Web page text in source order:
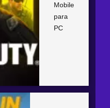
Mobile
para
PC